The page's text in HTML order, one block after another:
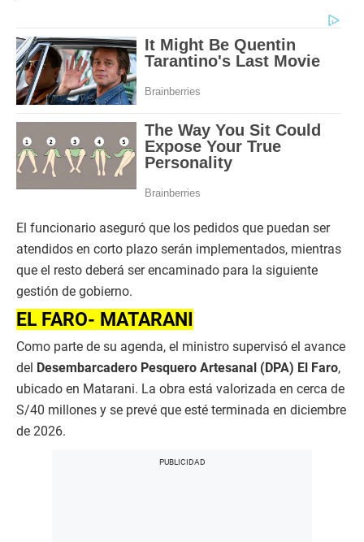
El funcionario aseguró que los pedidos que puedan ser
atendidos en corto plazo serán implementados, mientras
que el resto deberá ser encaminado para la siguiente
gestión de gobierno.
EL FARO- MATARANI
Como parte de su agenda, el ministro supervisó el avance
del Desembarcadero Pesquero Artesanal (DPA) El Faro,
ubicado en Matarani. La obra está valorizada en cerca de
S/40 millones y se prevé que esté terminada en diciembre
de 2026.